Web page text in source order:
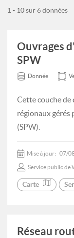
1 - 10 sur 6 données
Ouvrages
SPW
Donnée
Cette couche de
régionaux gérés
(SPW).
Mise à jour: 07/
Service public de
Carte
Réseau